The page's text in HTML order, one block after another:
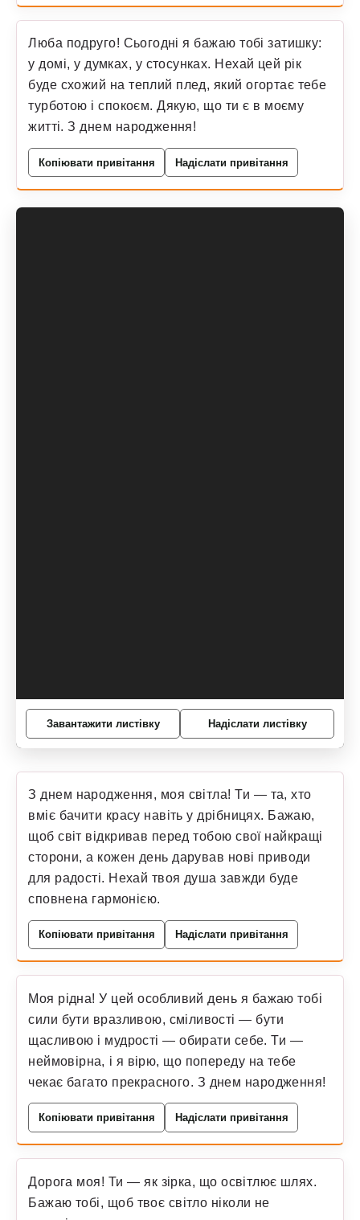
Люба подруго! Сьогодні я бажаю тобі затишку:
у домі, у думках, у стосунках. Нехай цей рік
буде схожий на теплий плед, який огортає тебе
турботою і спокоєм. Дякую, що ти є в моєму
житті. З днем народження!
Копіювати привітання Надіслати привітання
Завантажити листівку Надіслати листівку
З днем народження, моя світла! Ти — та, хто
вміє бачити красу навіть у дрібницях. Бажаю,
щоб світ відкривав перед тобою свої найкращі
сторони, а кожен день дарував нові приводи
для радості. Нехай твоя душа завжди буде
сповнена гармонією.
Копіювати привітання Надіслати привітання
Моя рідна! У цей особливий день я бажаю тобі
сили бути вразливою, сміливості — бути
щасливою і мудрості — обирати себе. Ти —
неймовірна, і я вірю, що попереду на тебе
чекає багато прекрасного. З днем народження!
Копіювати привітання Надіслати привітання
Дорога моя! Ти — як зірка, що освітлює шлях.
Бажаю тобі, щоб твоє світло ніколи не